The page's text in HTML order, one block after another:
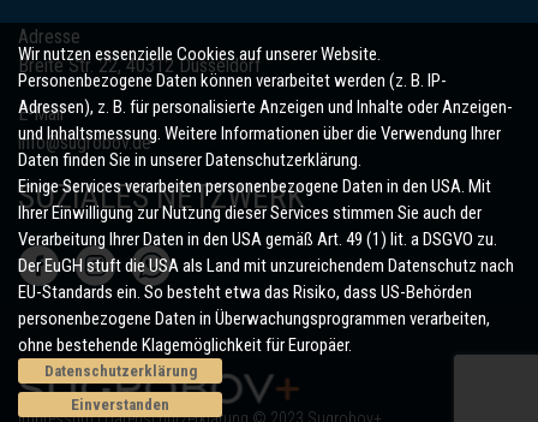
Adresse
Breite Str. 22, 40312 Düsseldorf
E-Mail
info@sugrobov.de
SOZIALES NETZWERK
Wir nutzen essenzielle Cookies auf unserer Website.
Personenbezogene Daten können verarbeitet werden (z. B. IP-
Adressen), z. B. für personalisierte Anzeigen und Inhalte oder Anzeigen-
und Inhaltsmessung. Weitere Informationen über die Verwendung Ihrer
Daten finden Sie in unserer Datenschutzerklärung.
Einige Services verarbeiten personenbezogene Daten in den USA. Mit
Ihrer Einwilligung zur Nutzung dieser Services stimmen Sie auch der
Verarbeitung Ihrer Daten in den USA gemäß Art. 49 (1) lit. a DSGVO zu.
Der EuGH stuft die USA als Land mit unzureichendem Datenschutz nach
EU-Standards ein. So besteht etwa das Risiko, dass US-Behörden
personenbezogene Daten in Überwachungsprogrammen verarbeiten,
ohne bestehende Klagemöglichkeit für Europäer.
Datenschutzerklärung
Einverstanden